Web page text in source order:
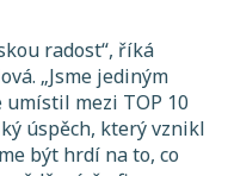
radost“, říká
„Jsme jediným
mezi TOP 10
úspěch, který vznikl
být hrdí na to, co